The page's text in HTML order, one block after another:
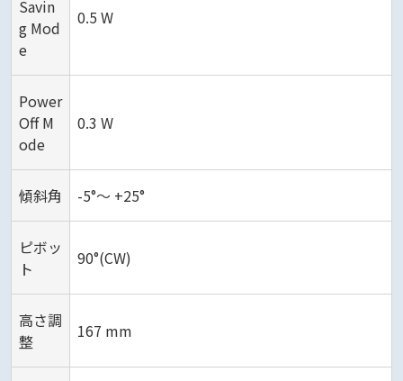
Savin
g Mod
e
0.5 W
Power
Off M
ode
0.3 W
傾斜角 -5°～ +25°
ピボッ
ト
90°(CW)
高さ調
整
167 mm